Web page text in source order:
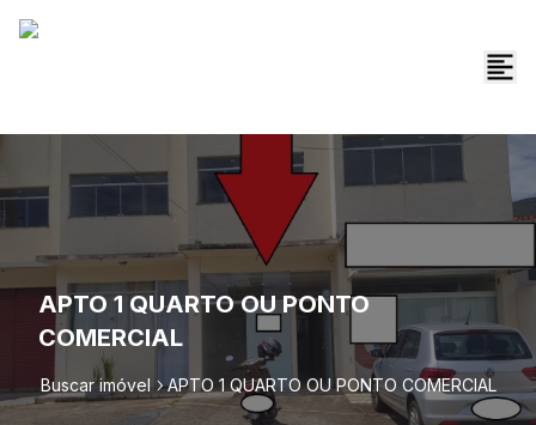
APTO 1 QUARTO OU PONTO
COMERCIAL
Buscar imóvel APTO 1 QUARTO OU PONTO COMERCIAL